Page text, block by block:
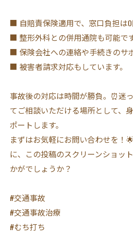
■ 自賠責保険適用で、窓口負担は
■ 整形外科との併用通院も可能で
■ 保険会社への連絡や手続きのサ
■ 被害者請求対応もしています。
事故後の対応は時間が勝負。⏰迷
てご相談いただける場所として、
ポートします。
まずはお気軽にお問い合わせを！
に、この投稿のスクリーンショッ
かがでしょうか？
#交通事故
#交通事故治療
#むち打ち